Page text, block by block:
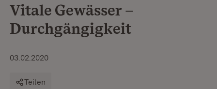
Vitale Gewässer –
Durchgängigkeit
03.02.2020
Teilen